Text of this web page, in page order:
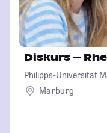
Diskurs –
Philipps-Universität
Marburg